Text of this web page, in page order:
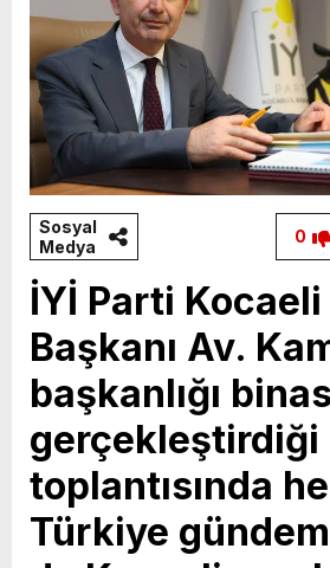
Sosyal
Medya
0
İYİ Parti Kocaeli
Başkanı Av.
başkanlığı
gerçekleştirdiği
toplantısında
Türkiye